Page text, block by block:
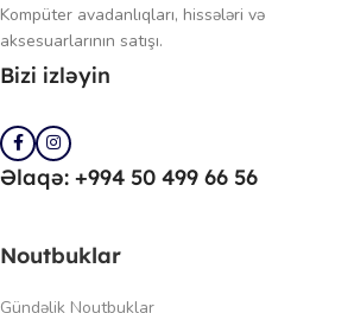
Kompüter avadanlıqları, hissələri və
aksesuarlarının satışı.
Bizi izləyin
Əlaqə: +994 50 499 66 56
Noutbuklar
Gündəlik Noutbuklar